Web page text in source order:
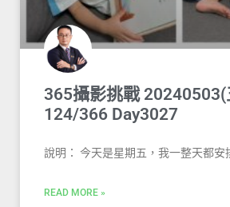
365攝影挑戰 20240503(
124/366 Day3027
說明： 今天是星期五，我一整天都安
READ MORE »